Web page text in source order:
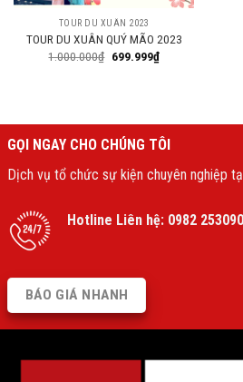
TOUR DU XUÂN 2023
TOUR DU XUÂN QUÝ MÃO 2023
1.000.000₫ 699.999₫
GỌI NGAY CHO CHÚNG TÔI
Dịch vụ tổ chức sự kiện chuyên nghiệp
Hotline Liên hệ: 0982 253090
BÁO GIÁ NHANH